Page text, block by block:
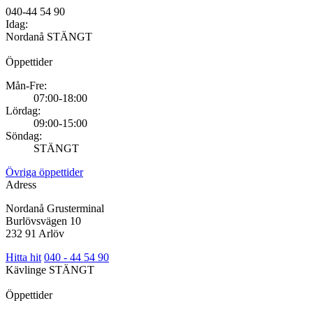
040-44 54 90
Idag:
Nordanå STÄNGT
Öppettider
Mån-Fre:
07:00-18:00
Lördag:
09:00-15:00
Söndag:
STÄNGT
Övriga öppettider
Adress
Nordanå Grusterminal
Burlövsvägen 10
232 91 Arlöv
Hitta hit 040 - 44 54 90
Kävlinge STÄNGT
Öppettider